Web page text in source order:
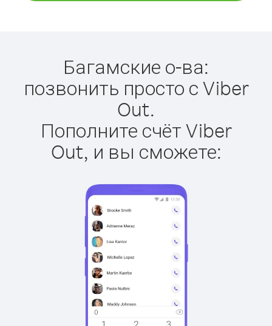
Багамские о-ва:
позвонить просто с Viber
Out.
Пополните счёт Viber
Out, и вы сможете: